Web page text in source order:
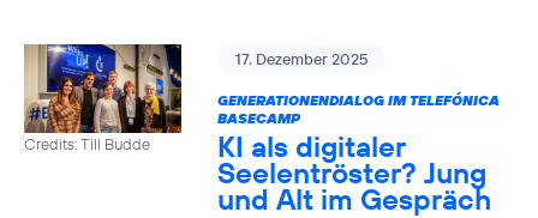
Credits: Till Budde
17. Dezember 2025
GENERATIONENDIALOG IM TELEFÓNICA
BASECAMP
KI als digitaler
Seelentröster? Jung
und Alt im Gespräch